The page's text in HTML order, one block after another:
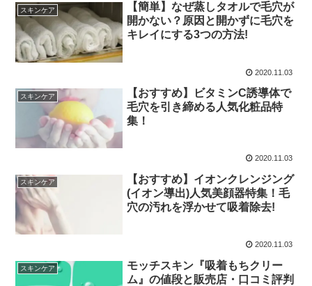
スキンケア
【簡単】なぜ蒸しタオルで毛穴が
開かない？原因と開かずに毛穴を
キレイにする3つの方法!
2020.11.03
スキンケア
【おすすめ】ビタミンC誘導体で
毛穴を引き締める人気化粧品特
集！
2020.11.03
スキンケア
【おすすめ】イオンクレンジング
(イオン導出)人気美顔器特集！毛
穴の汚れを浮かせて吸着除去!
2020.11.03
スキンケア
モッチスキン『吸着もちクリー
ム』の値段と販売店・口コミ評判